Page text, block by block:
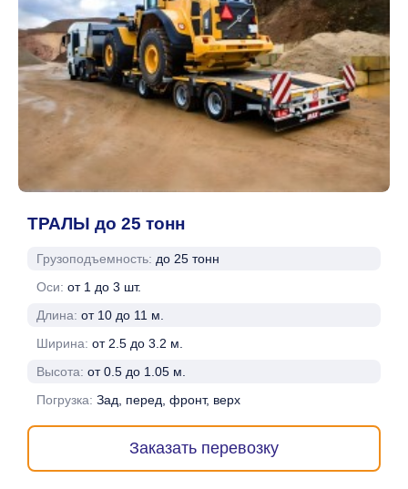
ТРАЛЫ до 25 тонн
Грузоподъемность: до 25 тонн
Оси: от 1 до 3 шт.
Длина: от 10 до 11 м.
Ширина: от 2.5 до 3.2 м.
Высота: от 0.5 до 1.05 м.
Погрузка: Зад, перед, фронт, верх
Заказать перевозку